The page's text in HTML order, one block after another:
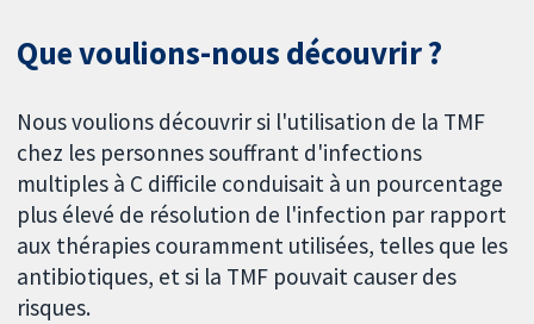
Que voulions-nous découvrir ?
Nous voulions découvrir si l'utilisation de la TMF
chez les personnes souffrant d'infections
multiples à C difficile conduisait à un pourcentage
plus élevé de résolution de l'infection par rapport
aux thérapies couramment utilisées, telles que les
antibiotiques, et si la TMF pouvait causer des
risques.